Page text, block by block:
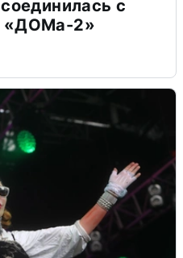
с
«ДОМа-2»